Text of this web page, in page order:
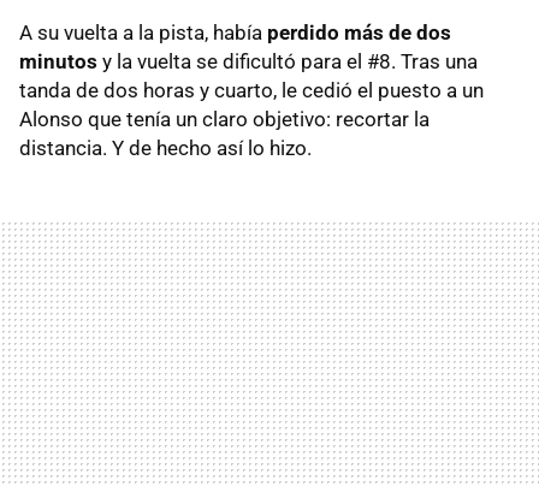
A su vuelta a la pista, había perdido más de dos
minutos y la vuelta se dificultó para el #8. Tras una
tanda de dos horas y cuarto, le cedió el puesto a un
Alonso que tenía un claro objetivo: recortar la
distancia. Y de hecho así lo hizo.